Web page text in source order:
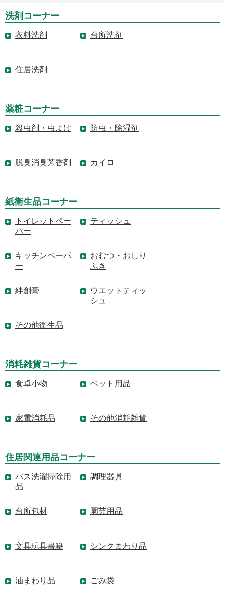
洗剤コーナー
衣料洗剤 台所洗剤
住居洗剤
薬粧コーナー
殺虫剤・虫よけ 防虫・除湿剤
脱臭消臭芳香剤 カイロ
紙衛生品コーナー
トイレットペー
パー
ティッシュ
キッチンペーパ
ー
おむつ・おしり
ふき
絆創膏
ウエットティッ
シュ
その他衛生品
消耗雑貨コーナー
食卓小物 ペット用品
家電消耗品 その他消耗雑貨
住居関連用品コーナー
バス洗濯掃除用
品
調理器具
台所包材 園芸用品
文具玩具書籍 シンクまわり品
油まわり品 ごみ袋